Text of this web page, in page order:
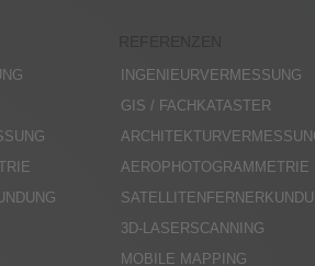
INGENIEURVERMESSUNG
GIS / FACHKATASTER
AEROPHOTOGRAMMETRIE
3D-LASERSCANNING
MOBILE MAPPING